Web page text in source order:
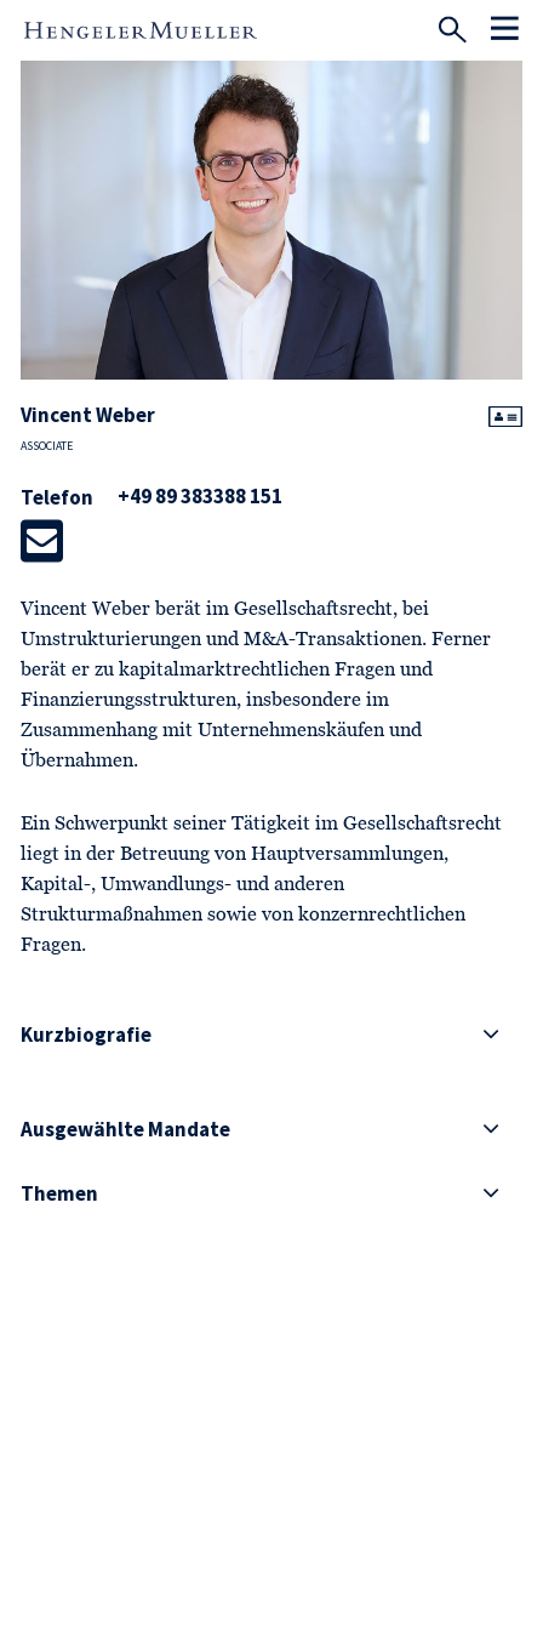
Vincent Weber
ASSOCIATE
Telefon +49 89 383388 151
Vincent Weber berät im Gesellschaftsrecht, bei
Umstrukturierungen und M&A-Transaktionen. Ferner
berät er zu kapitalmarktrechtlichen Fragen und
Finanzierungsstrukturen, insbesondere im
Zusammenhang mit Unternehmenskäufen und
Übernahmen.
Ein Schwerpunkt seiner Tätigkeit im Gesellschaftsrecht
liegt in der Betreuung von Hauptversammlungen,
Kapital-, Umwandlungs- und anderen
Strukturmaßnahmen sowie von konzernrechtlichen
Fragen.
Kurzbiografie
Ausgewählte Mandate
Themen